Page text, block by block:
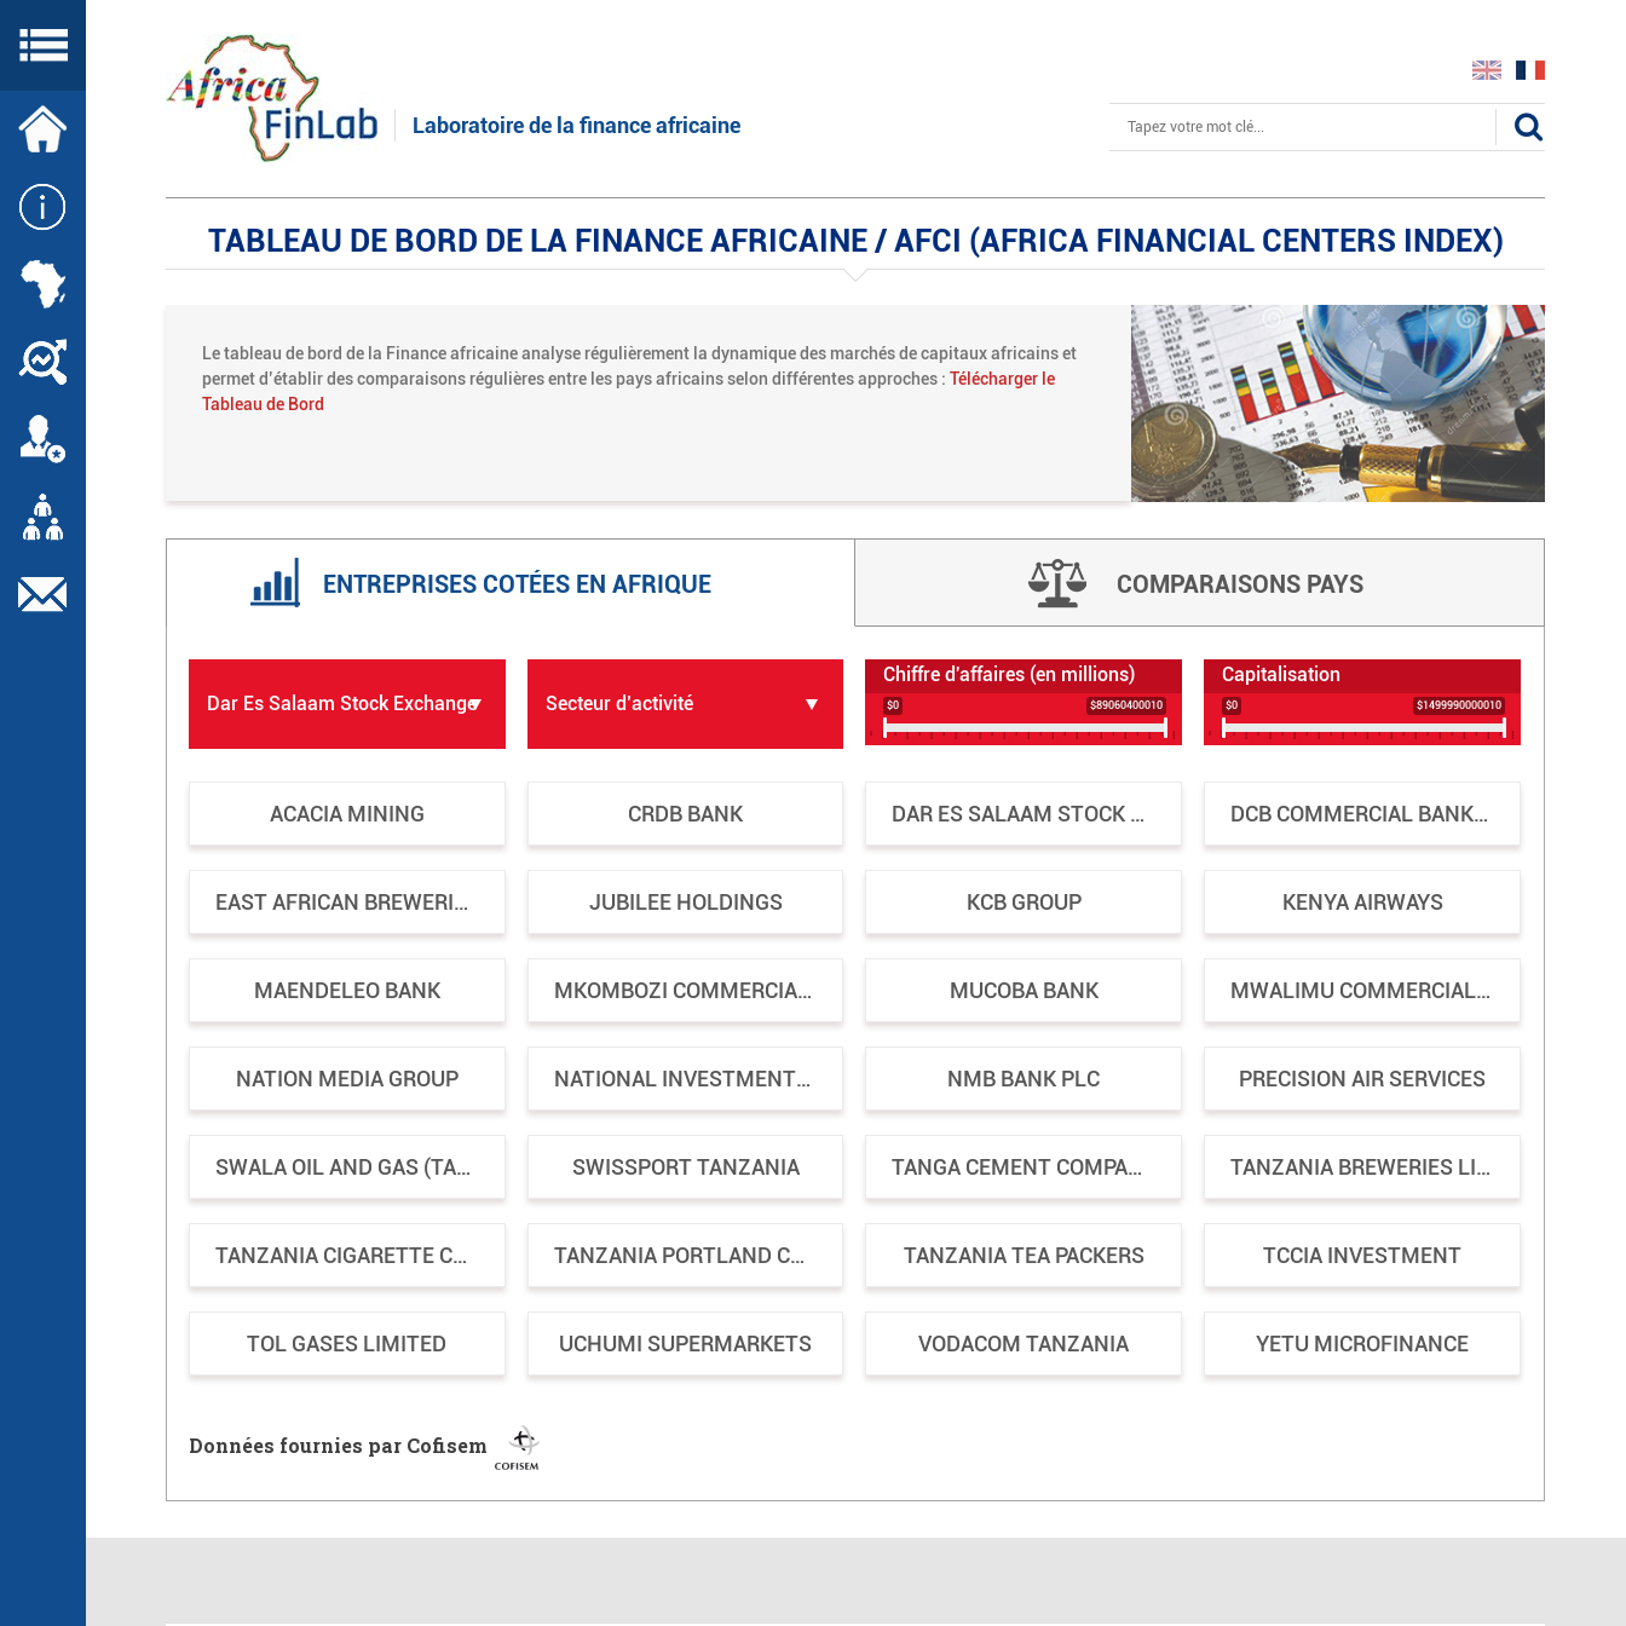
au
principal
Laboratoire de la finance africaine
Rechercher
TABLEAU DE BORD DE LA FINANCE AFRICAINE / AFCI (AFRICA FINANCIAL CENTERS INDEX)
Le tableau de bord de la Finance africaine analyse régulièrement la dynamique des marchés de capitaux africains et
permet d’établir des comparaisons régulières entre les pays africains selon différentes approches : Télécharger le
Tableau de Bord
ENTREPRISES COTÉES EN AFRIQUE COMPARAISONS PAYS
Chiffre d'affaires (en millions)
$0 $89060400010
Capitalisation
$0 $1499990000010
ACACIA MINING CRDB BANK DAR ES SALAAM STOCK EXCHANGE DCB COMMERCIAL BANK PLC
EAST AFRICAN BREWERIES JUBILEE HOLDINGS KCB GROUP KENYA AIRWAYS
MAENDELEO BANK MKOMBOZI COMMERCIAL BANK MUCOBA BANK MWALIMU COMMERCIAL BANK
NATION MEDIA GROUP NATIONAL INVESTMENTS COMPANY LIMITED NMB BANK PLC PRECISION AIR SERVICES
SWALA OIL AND GAS (TANZANIA) SWISSPORT TANZANIA TANGA CEMENT COMPANY LIMITED TANZANIA BREWERIES LIMITED
TANZANIA CIGARETTE COMPANY LIMITED TANZANIA PORTLAND CEMENT COMPANY LIMITED TANZANIA TEA PACKERS TCCIA INVESTMENT
TOL GASES LIMITED UCHUMI SUPERMARKETS VODACOM TANZANIA YETU MICROFINANCE
Données fournies par Cofisem